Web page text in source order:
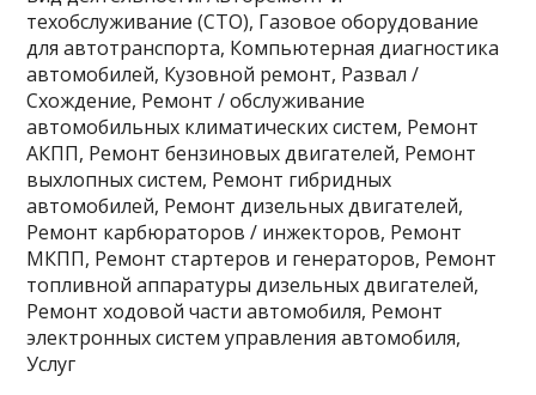
техобслуживание (СТО), Газовое оборудование
для автотранспорта, Компьютерная диагностика
автомобилей, Кузовной ремонт, Развал /
Схождение, Ремонт / обслуживание
автомобильных климатических систем, Ремонт
АКПП, Ремонт бензиновых двигателей, Ремонт
выхлопных систем, Ремонт гибридных
автомобилей, Ремонт дизельных двигателей,
Ремонт карбюраторов / инжекторов, Ремонт
МКПП, Ремонт стартеров и генераторов, Ремонт
топливной аппаратуры дизельных двигателей,
Ремонт ходовой части автомобиля, Ремонт
электронных систем управления автомобиля,
Услуг